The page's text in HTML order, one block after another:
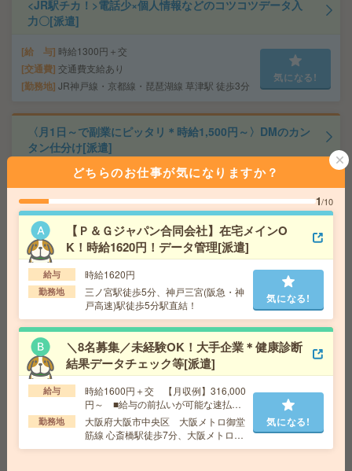
<JR駅チカ！>電話少×個人情報などのコツコツデータ入
力〇[派遣]
給 与 時給1300円＋交
交通費 交通費支給あり
勤務地 JR神戸線・京都線・琵琶湖線 草津駅 徒歩3分
気になる!
〈月1日～で副業にピッタリ＊時給1,500円～〉DMのカン
タン仕分け[派遣]
時給1,500円～1,875円
勤務地 【高砂市】高砂(兵庫県)駅・宝殿駅・荒井駅・
曽根(兵庫県)駅・山陽曽根駅など勤務地多数！
気になる!
＼来社不要／単発1日OK＊お菓子の仕分け[派遣]
給 与 時給1,300円～1,625円
勤務地 【草津市】草津(滋賀県)駅・南草津駅など勤務
地多数！
気になる!
《単発1日OK！日払い可》＊DMのモクモクシール貼り
[派遣]
給 与 時給1,500円～1,875円
■ 交通費規定内支給 ※派遣先による
どちらのお仕事が気になりますか？
1/10
【Ｐ＆Ｇジャパン合同会社】在宅メインO
K！時給1620円！データ管理[派遣]
給与 時給1620円
勤務地
三ノ宮駅徒歩5分、神戸三宮(阪急・神
戸高速)駅徒歩5分駅直結！
気になる!
＼8名募集／未経験OK！大手企業＊健康診断
結果データチェック等[派遣]
給与
時給1600円＋交 【月収例】316,000
円～ ■給与の前払いが可能な速払い
サービスあり
勤務地
大阪府大阪市中央区 大阪メトロ御堂
筋線 心斎橋駅徒歩7分、大阪メトロ御
堂筋線 本町駅徒歩7分
気になる!